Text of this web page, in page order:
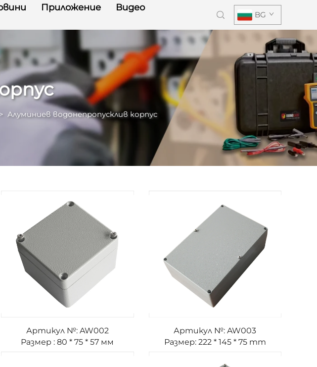
Приложение
Видео
BG
> Алуминиев водонепропусклив корпус
Артикул №: AW002
Размер : 80 * 75 * 57 мм
Артикул №: AW003
Размер: 222 * 145 * 75 mm